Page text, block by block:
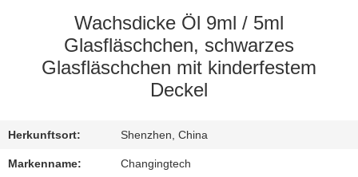
FABRIK
TOUR
QUALITÄTSKONTROLLE
NACHRICHTEN
Wachsdicke Öl 9ml / 5ml
Glasfläschchen, schwarzes
Glasfläschchen mit kinderfestem
Deckel
Herkunftsort: Shenzhen, China
Markenname: Changingtech